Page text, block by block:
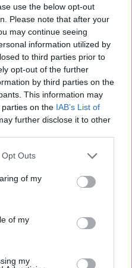
use the below opt-out
Please note that after your
may continue seeing
information utilized by
to third parties prior to
opt-out of the further
by third parties on the
This information may
on the IAB’s List of
further disclose it to other
Outs
of my
of my
my
Dalia Asanavičiūtė-